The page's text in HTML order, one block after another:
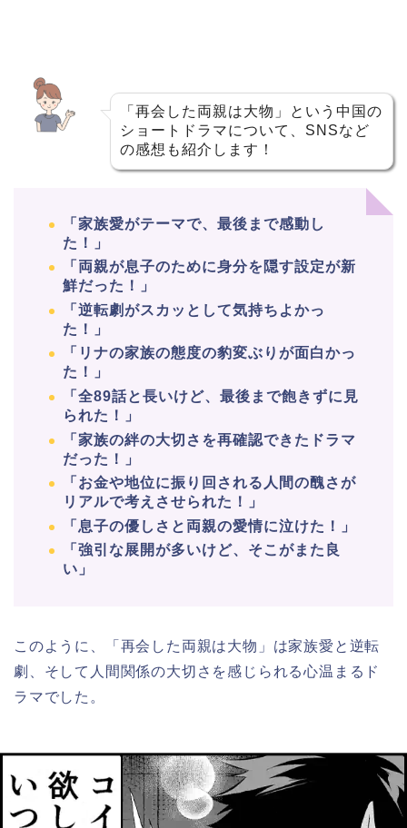
「再会した両親は大物」という中国の
ショートドラマについて、SNSなど
の感想も紹介します！
「家族愛がテーマで、最後まで感動し
た！」
「両親が息子のために身分を隠す設定が新
鮮だった！」
「逆転劇がスカッとして気持ちよかっ
た！」
「リナの家族の態度の豹変ぶりが面白かっ
た！」
「全89話と長いけど、最後まで飽きずに見
られた！」
「家族の絆の大切さを再確認できたドラマ
だった！」
「お金や地位に振り回される人間の醜さが
リアルで考えさせられた！」
「息子の優しさと両親の愛情に泣けた！」
「強引な展開が多いけど、そこがまた良
い」
このように、「再会した両親は大物」は家族愛と逆転
劇、そして人間関係の大切さを感じられる心温まるド
ラマでした。